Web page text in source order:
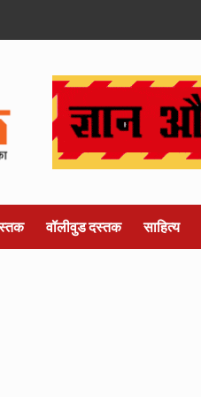
वॉलीवुड दस्तक साहित्य